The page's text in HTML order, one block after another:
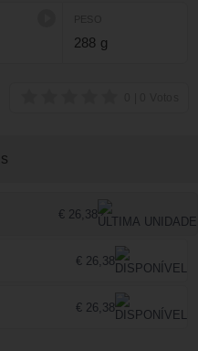
288 g
€ 26,38
€ 26,38
€ 26,38